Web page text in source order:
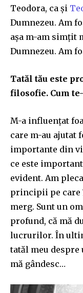
Teodora, ca și
Dumnezeu. Am
așa m-am simțit
Dumnezeu. Am
Tatăl tău este
filosofie. Cum
M-a influențat
care m-au ajutat
importante din
ce este
evident. Am
principii pe care
merg. Sunt un
profund, că mă
lucrurilor. În
tatăl meu despre
mă gândesc…